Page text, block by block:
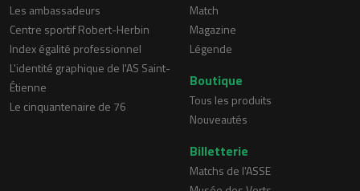
Les ambassadeurs
Centre sportif Robert-Herbin
Index égalité professionnel
L'identité graphique de l'AS Saint-
Étienne
Le cinquantenaire de 76
Match
Magazine
Légende
Boutique
Tous les produits
Nouveautés
Billetterie
Matchs de l'ASSE